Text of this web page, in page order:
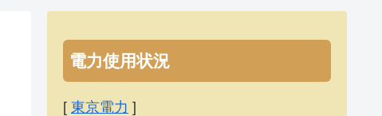
電力使用状況
[ 東京電力 ]